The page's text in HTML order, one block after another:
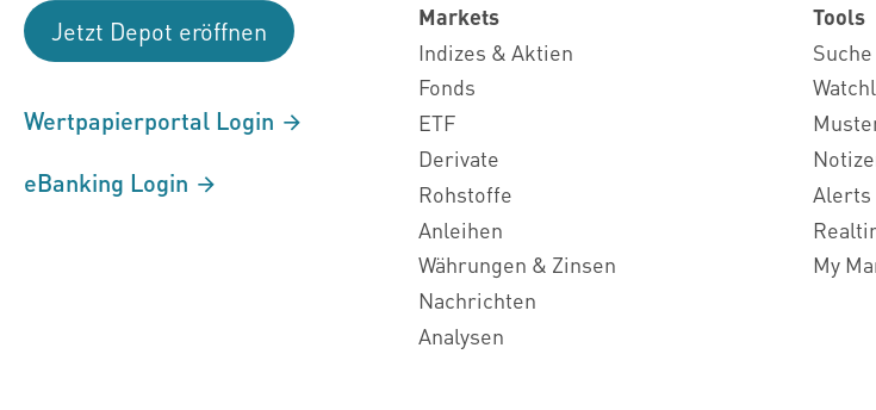
Jetzt Depot eröffnen
Wertpapierportal Login
eBanking Login
Markets
Indizes & Aktien
Fonds
ETF
Derivate
Rohstoffe
Anleihen
Währungen & Zinsen
Nachrichten
Analysen
Tools
Suche
Alerts
My